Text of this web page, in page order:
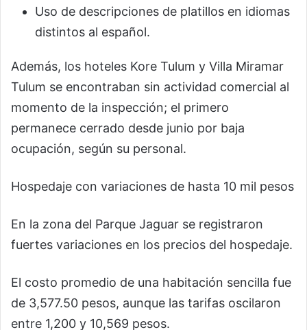
Uso de descripciones de platillos en idiomas
distintos al español.
Además, los hoteles Kore Tulum y Villa Miramar
Tulum se encontraban sin actividad comercial al
momento de la inspección; el primero
permanece cerrado desde junio por baja
ocupación, según su personal.
Hospedaje con variaciones de hasta 10 mil pesos
En la zona del Parque Jaguar se registraron
fuertes variaciones en los precios del hospedaje.
El costo promedio de una habitación sencilla fue
de 3,577.50 pesos, aunque las tarifas oscilaron
entre 1,200 y 10,569 pesos.